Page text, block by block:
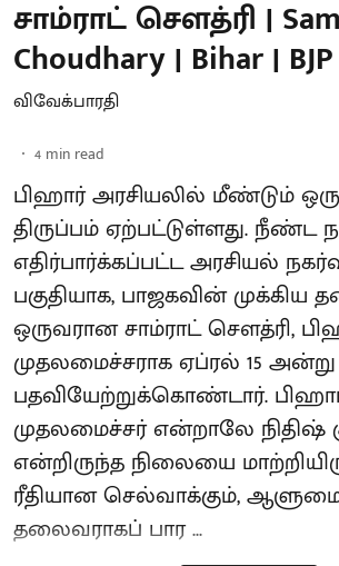
சாம்ராட் சௌத்ரி |
Choudhary | Bihar |
விவேக்பாரதி
4 min read
பிஹார் அரசியலில் மீண்டும் ஒரு
திருப்பம் ஏற்பட்டுள்ளது. நீண்ட
எதிர்பார்க்கப்பட்ட அரசியல்
பகுதியாக, பாஜகவின்
ஒருவரான சாம்ராட் சௌத்ரி,
முதலமைச்சராக ஏப்ரல் 15 அன்று
பதவியேற்றுக்கொண்டார்.
முதலமைச்சர் என்றாலே நிதிஷ்
என்றிருந்த நிலையை
ரீதியான செல்வாக்கும்,
தலைவராகப் பார ...